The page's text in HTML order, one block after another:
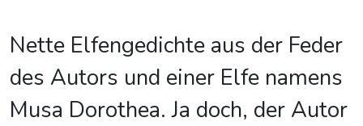
Nette Elfengedichte aus der Feder
des Autors und einer Elfe namens
Musa Dorothea. Ja doch, der Autor